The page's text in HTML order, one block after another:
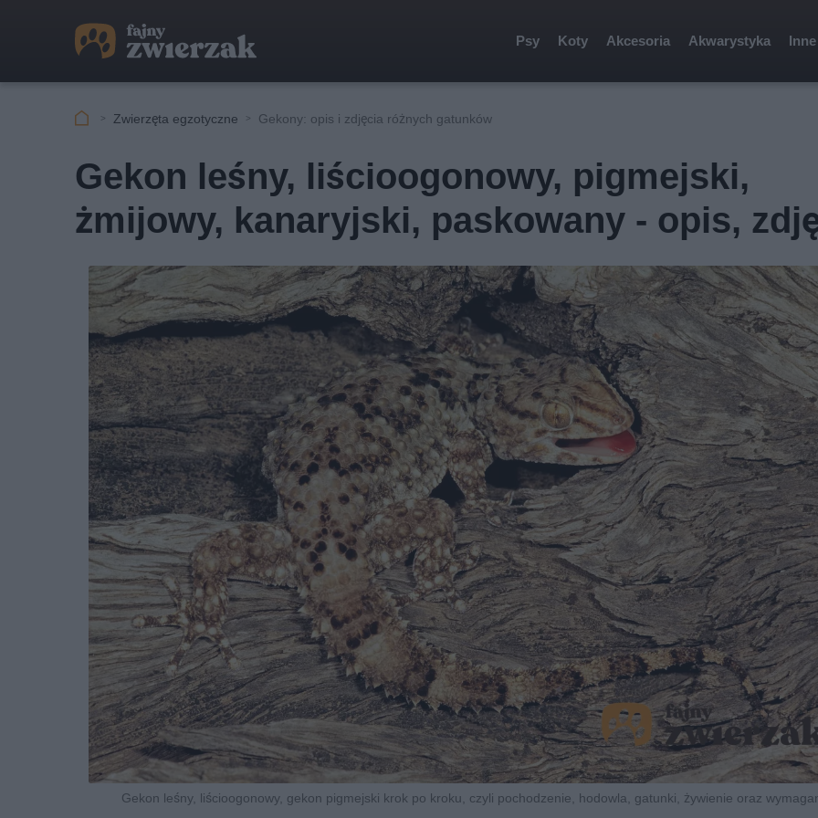
Psy Koty Akcesoria Akwarystyka
Zwierzęta egzotyczne Gekony: opis i zdjęcia różnych gatunków
Gekon leśny, liścioogonowy, pigmejski,
żmijowy, kanaryjski, paskowany - opis,
Gekon leśny, liścioogonowy, gekon pigmejski krok po kroku, czyli pochodzenie, hodowla, gatunki, żywienie oraz